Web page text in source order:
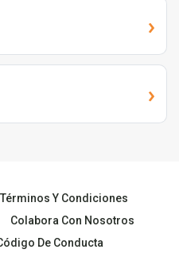
›
›
Términos Y Condiciones
Colabora Con Nosotros
De Conducta